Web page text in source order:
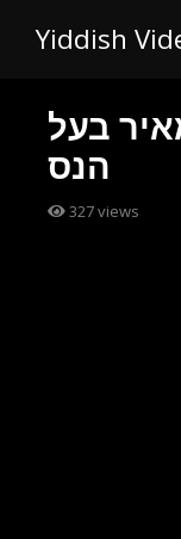
Yiddish
בעל
הנס
327views